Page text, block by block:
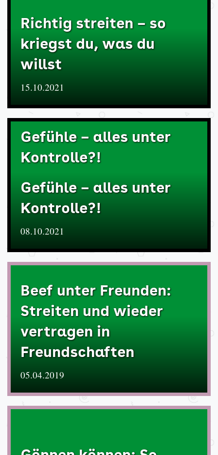
Richtig streiten – so
kriegst du, was du
willst
15.10.2021
Gefühle – alles unter
Kontrolle?!
Gefühle – alles unter
Kontrolle?!
08.10.2021
Beef unter Freunden:
Streiten und wieder
vertragen in
Freundschaften
05.04.2019